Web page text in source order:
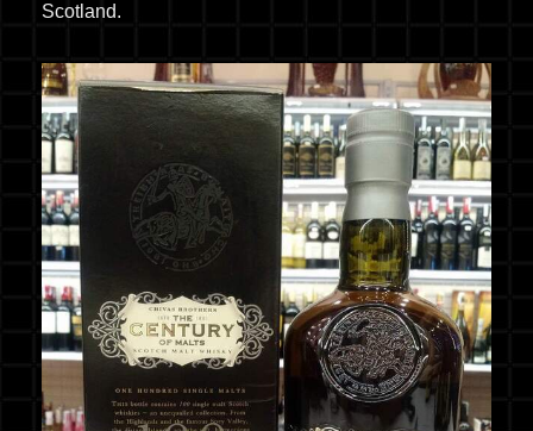
Scotland.